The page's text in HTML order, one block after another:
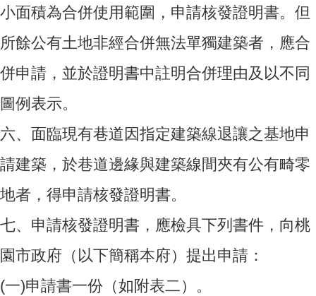
小面積為合併使用範圍，申請核發證明書。但
所餘公有土地非經合併無法單獨建築者，應合
併申請，並於證明書中註明合併理由及以不同
圖例表示。
六、 面臨現有巷道因指定建築線退讓之基地申
請建築，於巷道邊緣與建築線間夾有公有畸零
地者，得申請核發證明書。
七、 申請核發證明書，應檢具下列書件，向桃
園市政府（以下簡稱本府）提出申請：
(一)申請書一份（如附表二）。